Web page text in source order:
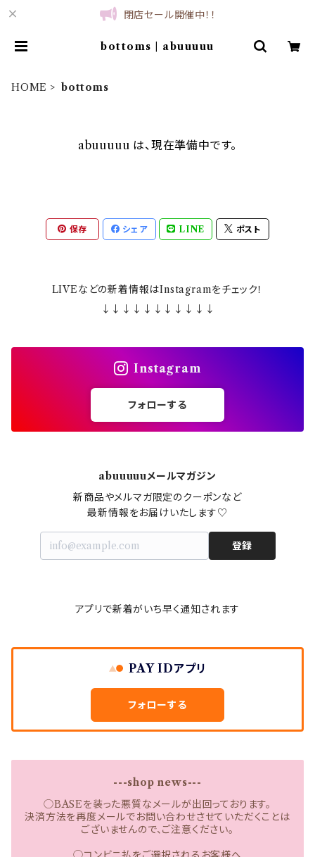
閉店セール開催中！！
bottoms | abuuuuu
HOME bottoms
abuuuuu は、現在準備中です。
保存 シェア LINE ポスト
LIVEなどの新着情報はInstagramをチェック！
↓↓↓↓↓↓↓↓↓↓↓
Instagram
フォローする
abuuuuuメールマガジン
新商品やメルマガ限定のクーポンなど
最新情報をお届けいたします♡
登録
アプリで新着がいち早く通知されます
PAY IDアプリ
フォローする
---shop news---
◯BASEを装った悪質なメールが出回っております。
決済方法を再度メールでお問い合わせさせていただくことは
ございませんので、ご注意ください。